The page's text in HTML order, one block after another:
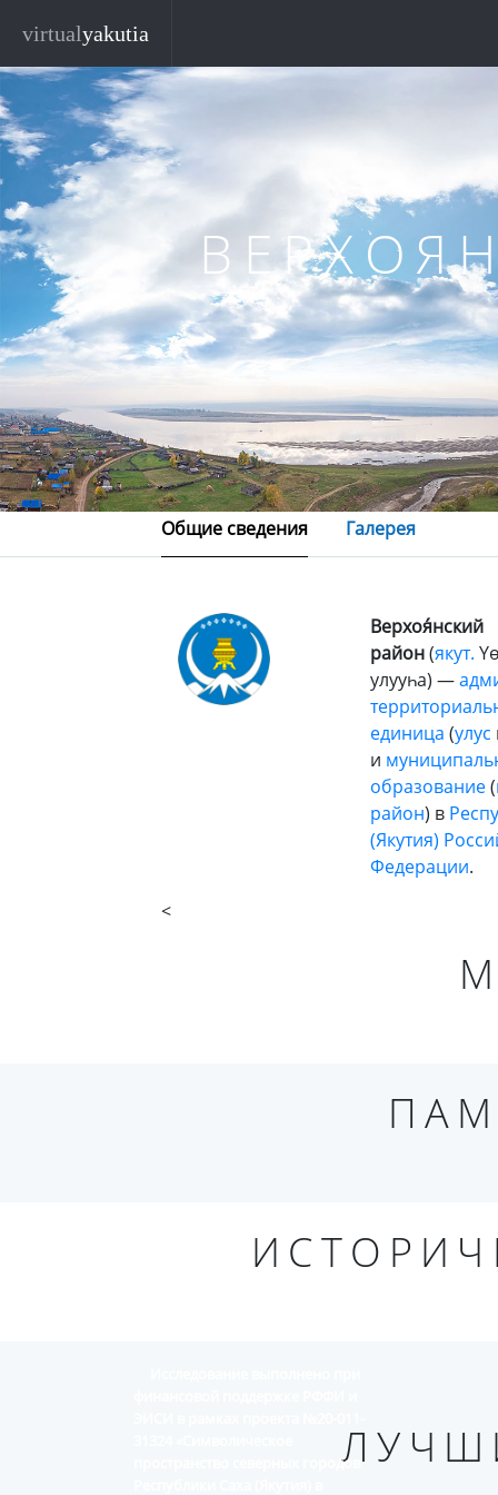
virtualyakutia
Общие сведения Галерея
Верхоя́нский
район(якут.
улууһа) —
единица (улус
и
образование(
район) в
(Якутия)
Федерации.
<
пространство северных городов